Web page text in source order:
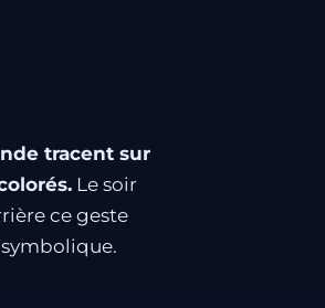
tracent sur
Le soir
ce geste